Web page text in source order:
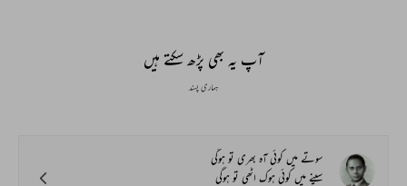
آپ یہ بھی پڑھ سکتے ہیں
ہماری پسند
سوتے میں کوئی آہ بھری تو ہوگی
سینے میں کوئی ہوک اٹھی تو ہوگی